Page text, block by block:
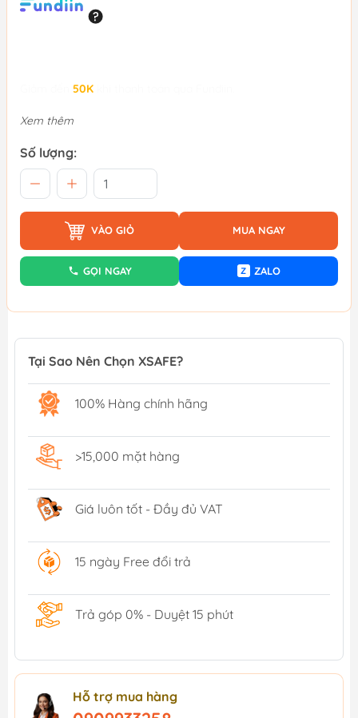
50K
Xem thêm
Số lượng:
VÀO GIỎ MUA NGAY
GỌI NGAY Z ZALO
Tại Sao Nên Chọn XSAFE?
100% Hàng chính hãng
>15,000 mặt hàng
Giá luôn tốt - Đầy đủ VAT
15 ngày Free đổi trả
Trả góp 0% - Duyệt 15 phút
Hỗ trợ mua hàng